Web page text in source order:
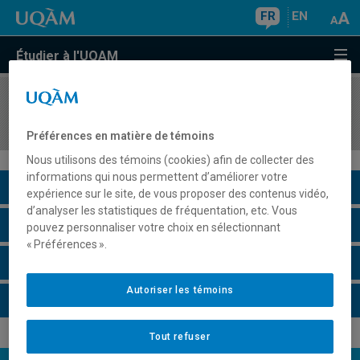
FR EN
Étudier à l'UQAM
COURS//
Description du cours
Horaire - Été 2026
Préférences en matière de témoins
Nous utilisons des témoins (cookies) afin de collecter des
informations qui nous permettent d’améliorer votre
expérience sur le site, de vous proposer des contenus vidéo,
d’analyser les statistiques de fréquentation, etc. Vous
pouvez personnaliser votre choix en sélectionnant
« Préférences ».
Tout refuser
Autoriser les témoins